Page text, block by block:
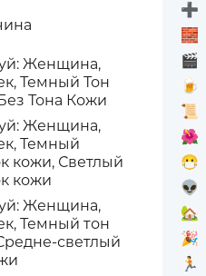
Женщина,
Темный Тон
Тона Кожи
Женщина,
Темный
кожи, Светлый
кожи
Женщина,
Темный тон
светлый
➕
🧱
🎬
🍺
📜
🌺
😷
👽
🏡
🎉
🏃